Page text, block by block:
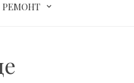
РЕМОНТ